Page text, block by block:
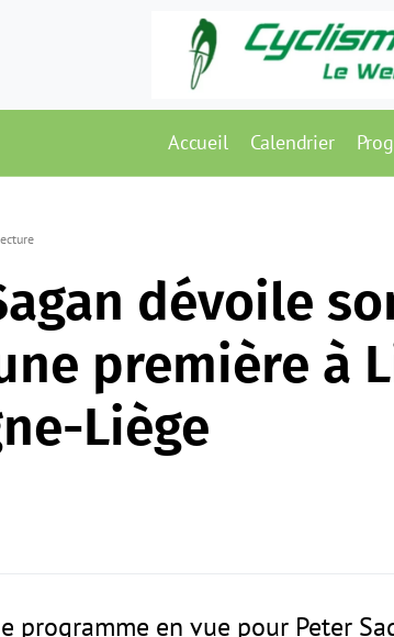
Accueil Calendrier
dévoile
première à
Liège
programme en vue pour Peter